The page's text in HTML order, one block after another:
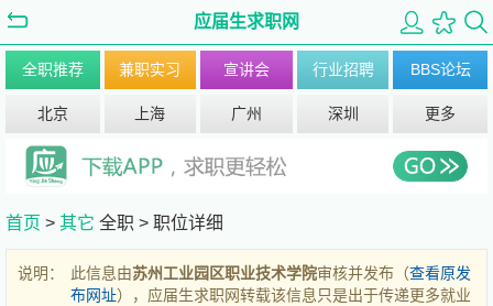
应届生求职网
全职推荐 兼职实习 宣讲会 行业招聘 BBS论坛
北京 上海 广州 深圳 更多
首页 > 其它 全职 > 职位详细
说明： 此信息由苏州工业园区职业技术学院审核并发布（查看原发
布网址），应届生求职网转载该信息只是出于传递更多就业